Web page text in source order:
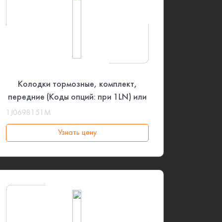
Колодки тормозные, комплект,
передние (Коды опций: при 1LN) или
(Коды опций: при 1ZD) или (Коды
опций: при 1LE) VAG
1J0698151M
Узнать цену